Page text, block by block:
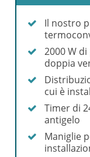
Il nostro
2000 W
doppia
cui è
Timer di
antigelo
Maniglie